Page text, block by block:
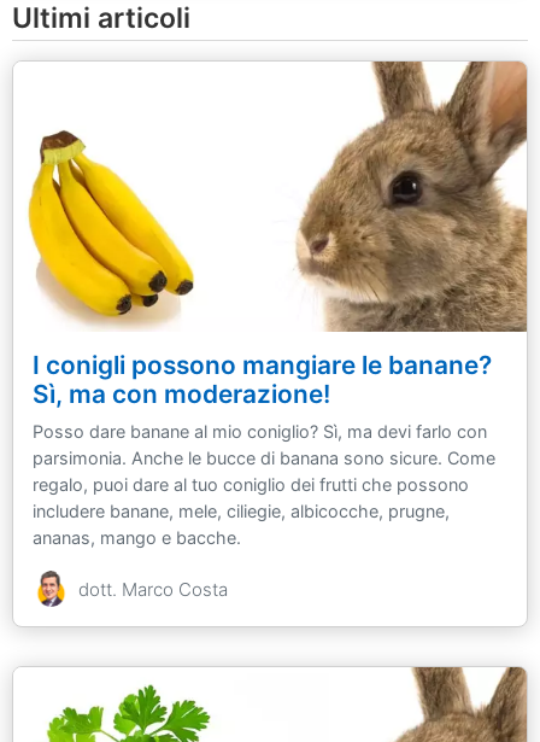
Ultimi articoli
I conigli possono mangiare le banane?
Sì, ma con moderazione!
Posso dare banane al mio coniglio? Sì, ma devi farlo con
parsimonia. Anche le bucce di banana sono sicure. Come
regalo, puoi dare al tuo coniglio dei frutti che possono
includere banane, mele, ciliegie, albicocche, prugne,
ananas, mango e bacche.
dott. Marco Costa